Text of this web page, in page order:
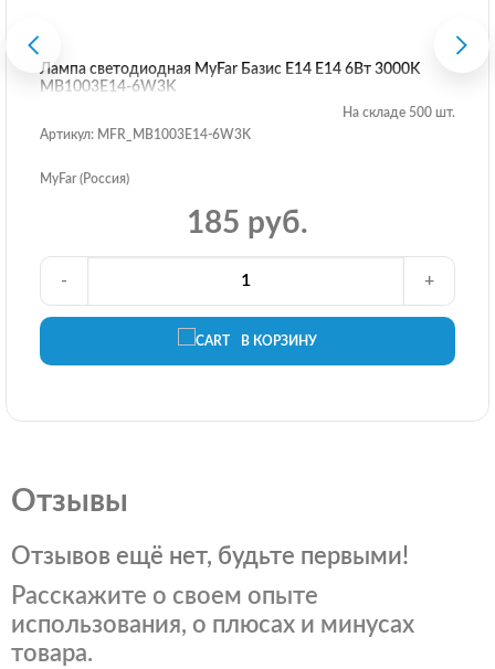
Лампа светодиодная MyFar Базис E14 E14 6Вт 3000K
MB1003E14-6W3K
На складе 500 шт.
Артикул: MFR_MB1003E14-6W3K
MyFar (Россия)
185 руб.
В КОРЗИНУ
- +
Отзывы
Отзывов ещё нет, будьте первыми!
Расскажите о своем опыте
использования, о плюсах и минусах
товара.